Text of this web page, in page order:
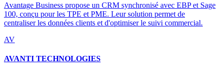
Avantage Business propose un CRM synchronisé avec EBP et Sage
100, conçu pour les TPE et PME. Leur solution permet de
centraliser les données clients et d'optimiser le suivi commercial.
AV
AVANTI TECHNOLOGIES